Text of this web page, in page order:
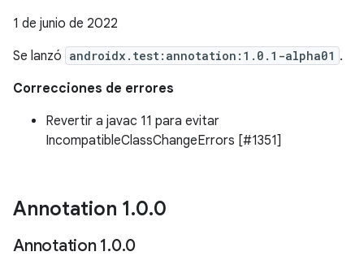
1 de junio de 2022
Se lanzó androidx.test:annotation:1.0.1-alpha01 .
Correcciones de errores
Revertir a javac 11 para evitar
IncompatibleClassChangeErrors [#1351]
Annotation 1.0.0
Annotation 1.0.0